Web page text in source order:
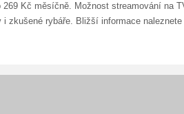
Kč měsíčně. Možnost streamování na
zkušené rybáře. Bližší informace naleznete